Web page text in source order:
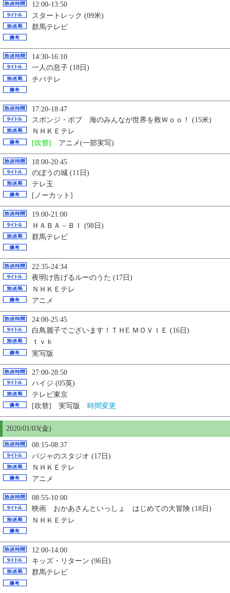
12:00-13:50
スタートレック (09米)
群馬テレビ
14:30-16:10
一人の息子 (18日)
チバテレ
17:20-18:47
スポンジ・ボブ 海のみんなが世界を救Ｗｏｏ！ (15米)
ＮＨＫＥテレ
[吹替] アニメ(一部実写)
18:00-20:45
のぼうの城 (11日)
テレ玉
[ノーカット]
19:00-21:00
ＨＡＢＡ－ＢＩ (98日)
群馬テレビ
22:35-24:34
夜明け告げるルーのうた (17日)
ＮＨＫＥテレ
アニメ
24:00-25:45
白鳥麗子でございます！ＴＨE ＭＯＶＩＥ (16日)
ｔｖｋ
実写版
27:00-28:50
ハイジ (05英)
テレビ東京
[吹替] 実写版 時間変更
2020/01/03(金)
08:15-08:37
バジャのスタジオ (17日)
ＮＨＫＥテレ
アニメ
08:55-10:00
映画 おかあさんといっしょ はじめての大冒険 (18日)
ＮＨＫＥテレ
12:00-14:00
キッズ・リターン (96日)
群馬テレビ